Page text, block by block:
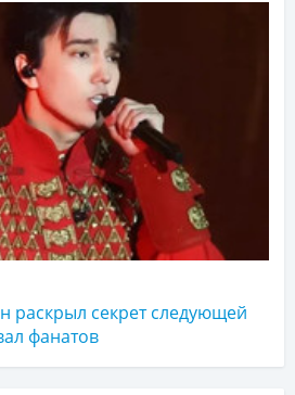
раскрыл секрет следующей
фанатов